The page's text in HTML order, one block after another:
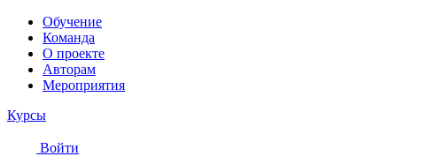
Обучение
Команда
О проекте
Авторам
Мероприятия
Курсы
Войти